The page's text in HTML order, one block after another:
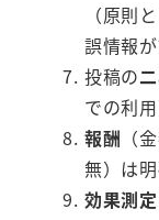
（原則
誤情報
投稿の
での利
報酬 （
無）は
効果測定